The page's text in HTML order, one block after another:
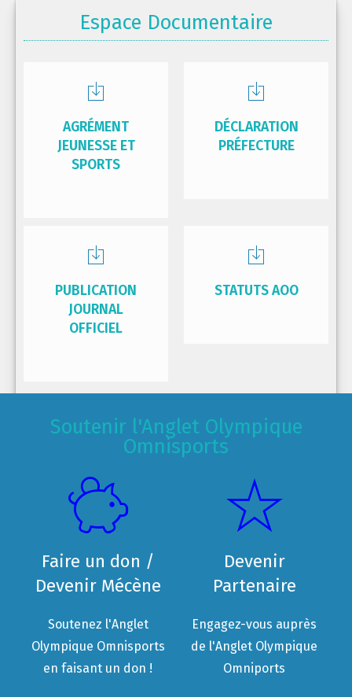
Espace Documentaire
AGRÉMENT
JEUNESSE ET
SPORTS
DÉCLARATION
PRÉFECTURE
PUBLICATION
JOURNAL
OFFICIEL
STATUTS AOO
Soutenir l'Anglet Olympique
Omnisports
Faire un don /
Devenir Mécène
Soutenez l'Anglet
Olympique Omnisports
en faisant un don !
Devenir
Partenaire
Engagez-vous auprès
de l'Anglet Olympique
Omniports